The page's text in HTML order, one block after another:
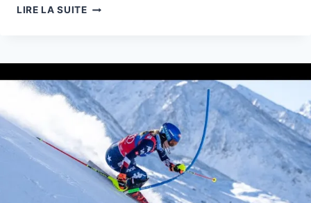
LIRE LA SUITENATIONAL
CLASSEMENT